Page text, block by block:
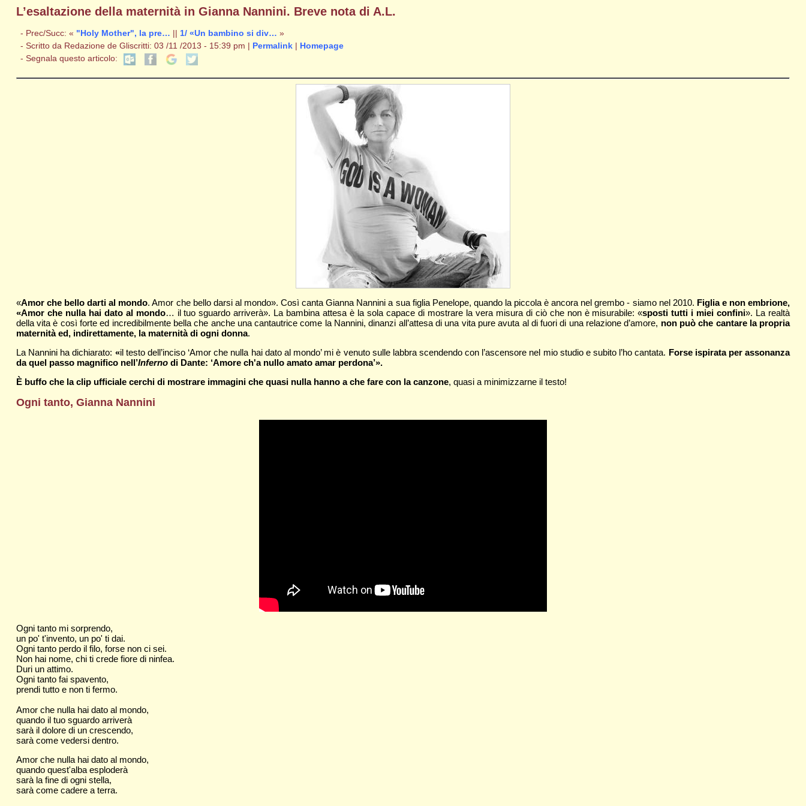
L’esaltazione della maternità in Gianna Nannini. Breve nota di A.L.
- Prec/Succ: « "Holy Mother", la pre… || 1/ «Un bambino si div… »
- Scritto da Redazione de Gliscritti: 03 /11 /2013 - 15:39 pm | Permalink| Homepage
- Segnala questo articolo:
«Amor che bello darti al mondo. Amor che bello darsi al mondo». Così canta Gianna Nannini a sua figlia Penelope, quando la piccola è ancora nel grembo - siamo nel 2010. Figlia e non embrione,
«Amor che nulla hai dato al mondo… il tuo sguardo arriverà». La bambina attesa è la sola capace di mostrare la vera misura di ciò che non è misurabile: «sposti tutti i miei confini». La realtà
della vita è così forte ed incredibilmente bella che anche una cantautrice come la Nannini, dinanzi all’attesa di una vita pure avuta al di fuori di una relazione d’amore, non può che cantare la propria
maternità ed, indirettamente, la maternità di ogni donna.
La Nannini ha dichiarato: «il testo dell’inciso ‘Amor che nulla hai dato al mondo’ mi è venuto sulle labbra scendendo con l’ascensore nel mio studio e subito l’ho cantata. Forse ispirata per assonanza
da quel passo magnifico nell’Infernodi Dante: ‘Amore ch'a nullo amato amar perdona’».
È buffo che la clip ufficiale cerchi di mostrare immagini che quasi nulla hanno a che fare con la canzone, quasi a minimizzarne il testo!
Ogni tanto, Gianna Nannini
Ogni tanto mi sorprendo,
un po' t'invento, un po' ti dai.
Ogni tanto perdo il filo, forse non ci sei.
Non hai nome, chi ti crede fiore di ninfea.
Duri un attimo.
Ogni tanto fai spavento,
prendi tutto e non ti fermo.
Amor che nulla hai dato al mondo,
quando il tuo sguardo arriverà
sarà il dolore di un crescendo,
sarà come vedersi dentro.
Amor che nulla hai dato al mondo,
quando quest'alba esploderà
sarà la fine di ogni stella,
sarà come cadere a terra.